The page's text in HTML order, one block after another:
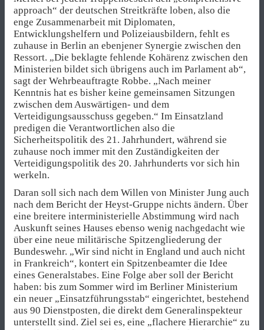
approach“ der deutschen Streitkräfte loben, also die
enge Zusammenarbeit mit Diplomaten,
Entwicklungshelfern und Polizeiausbildern, fehlt es
zuhause in Berlin an ebenjener Synergie zwischen den
Ressort. „Die beklagte fehlende Kohärenz zwischen den
Ministerien bildet sich übrigens auch im Parlament ab“,
sagt der Wehrbeauftragte Robbe. „Nach meiner
Kenntnis hat es bisher keine gemeinsamen Sitzungen
zwischen dem Auswärtigen- und dem
Verteidigungsausschuss gegeben.“ Im Einsatzland
predigen die Verantwortlichen also die
Sicherheitspolitik des 21. Jahrhundert, während sie
zuhause noch immer mit den Zuständigkeiten der
Verteidigungspolitik des 20. Jahrhunderts vor sich hin
werkeln.
Daran soll sich nach dem Willen von Minister Jung auch
nach dem Bericht der Heyst-Gruppe nichts ändern. Über
eine breitere interministerielle Abstimmung wird nach
Auskunft seines Hauses ebenso wenig nachgedacht wie
über eine neue militärische Spitzengliederung der
Bundeswehr. „Wir sind nicht in England und auch nicht
in Frankreich“, kontert ein Spitzenbeamter die Idee
eines Generalstabes. Eine Folge aber soll der Bericht
haben: bis zum Sommer wird im Berliner Ministerium
ein neuer „Einsatzführungsstab“ eingerichtet, bestehend
aus 90 Dienstposten, die direkt dem Generalinspekteur
unterstellt sind. Ziel sei es, eine „flachere Hierarchie“ zu